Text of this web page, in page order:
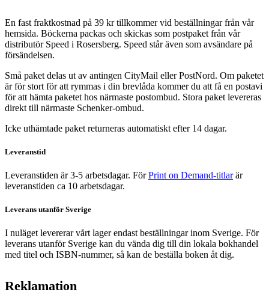
En fast fraktkostnad på 39 kr tillkommer vid beställningar från vår
hemsida. Böckerna packas och skickas som postpaket från vår
distributör Speed i Rosersberg. Speed står även som avsändare på
försändelsen.
Små paket delas ut av antingen CityMail eller PostNord. Om paketet
är för stort för att rymmas i din brevlåda kommer du att få en postavi
för att hämta paketet hos närmaste postombud. Stora paket levereras
direkt till närmaste Schenker-ombud.
Icke uthämtade paket returneras automatiskt efter 14 dagar.
Leveranstid
Leveranstiden är 3-5 arbetsdagar. FörPrint on Demand-titlarär
leveranstiden ca 10 arbetsdagar.
Leverans utanför Sverige
I nuläget levererar vårt lager endast beställningar inom Sverige. För
leverans utanför Sverige kan du vända dig till din lokala bokhandel
med titel och ISBN-nummer, så kan de beställa boken åt dig.
Reklamation